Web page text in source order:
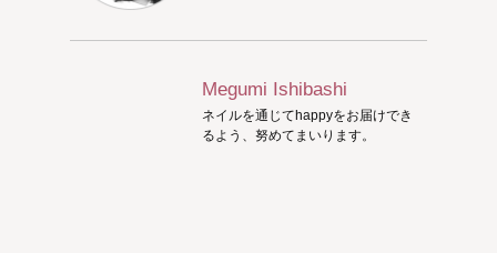
Megumi Ishibashi
ネイルを通じてhappyをお届けでき
るよう、努めてまいります。